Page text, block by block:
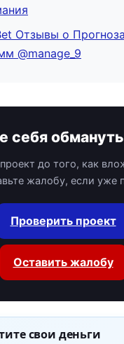
Отзывы о
@manage_9
себя обмануть
до того, как
жалобу, если уже
Проверить проект
Оставить жалобу
свои деньги